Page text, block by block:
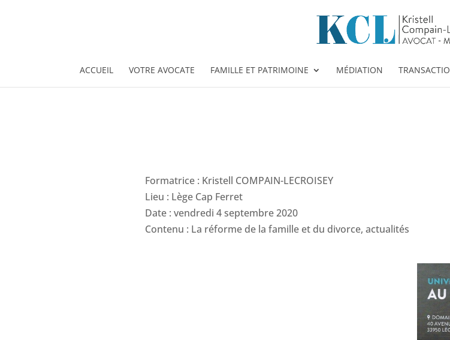
ACCUEIL VOTRE AVOCATE FAMILLE ET PATRIMOINE MÉDIATION
Formatrice : Kristell COMPAIN-LECROISEY
Lieu : Lège Cap Ferret
Date : vendredi 4 septembre 2020
Contenu : La réforme de la famille et du divorce, actualités